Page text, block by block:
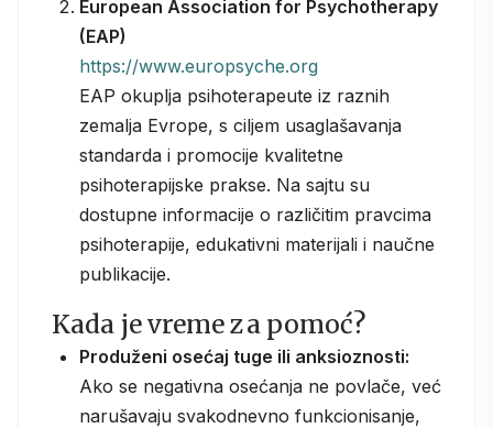
European Association for Psychotherapy
(EAP)
https://www.europsyche.org
EAP okuplja psihoterapeute iz raznih
zemalja Evrope, s ciljem usaglašavanja
standarda i promocije kvalitetne
psihoterapijske prakse. Na sajtu su
dostupne informacije o različitim pravcima
psihoterapije, edukativni materijali i naučne
publikacije.
Kada je vreme za pomoć?
Produženi osećaj tuge ili anksioznosti:
Ako se negativna osećanja ne povlače, već
narušavaju svakodnevno funkcionisanje,